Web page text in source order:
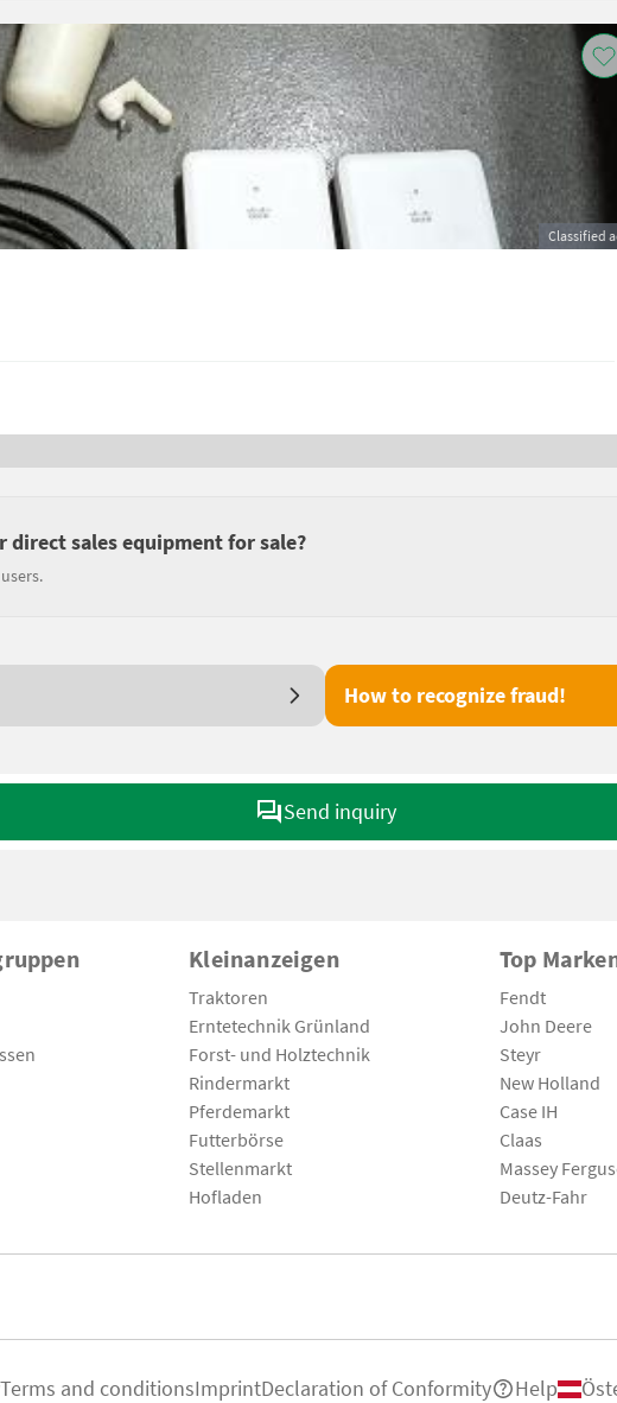
Classified
direct sales equipment for sale?
How to recognize fraud!
Send inquiry
Kleinanzeigen
Traktoren
Erntetechnik Grünland
Forst- und Holztechnik
Rindermarkt
Pferdemarkt
Futterbörse
Stellenmarkt
Hofladen
Top
Fendt
John Deere
Steyr
New Holland
Case IH
Claas
Massey
Deutz-Fahr
Terms and conditionsImprintDeclaration of Conformity Help